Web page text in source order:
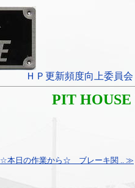
ＨＰ更新頻度向上委員
PIT
☆本日の作業から☆ ブレーキ関 .. ≫